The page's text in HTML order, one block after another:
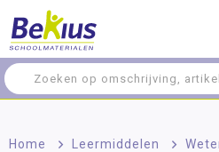
Home > Leermiddelen >